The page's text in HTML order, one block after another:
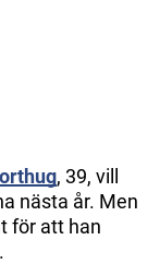
, 39, vill
nästa år. Men
för att han